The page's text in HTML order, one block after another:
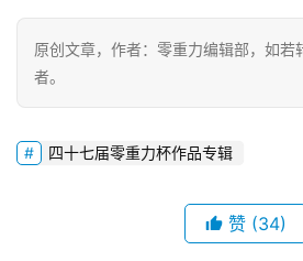
重
力
幻
文
原创文章，作者：零重力编辑部，如若
者。
四十七届零重力杯作品专辑
赞 (34)